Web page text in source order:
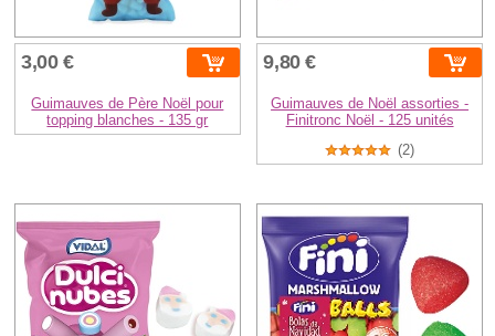
3,00 €
Guimauves de Père Noël pour
topping blanches - 135 gr
9,80 €
Guimauves de Noël assorties -
Finitronc Noël - 125 unités
(2)